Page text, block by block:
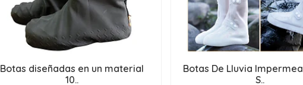
Botas diseñadas en un material
10..
Botas De Lluvia
S..